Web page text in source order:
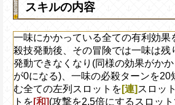
スキルの内容
一味にかかっている全ての有利効果
殺技発動後、その冒険では一味は残
発動できなくなり(同様の効果がか
が0になる)、一味の必殺ターンを20
む全ての左列スロットを [連] スロッ
トを [和](攻撃を2.5倍にするスロッ